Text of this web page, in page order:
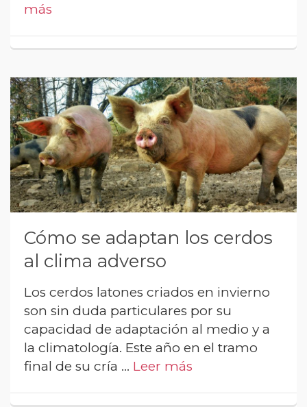
más
Cómo se adaptan los cerdos
al clima adverso
Los cerdos latones criados en invierno
son sin duda particulares por su
capacidad de adaptación al medio y a
la climatología. Este año en el tramo
final de su cría … Leer más